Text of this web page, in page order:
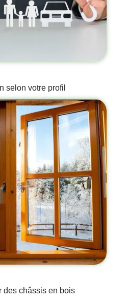
selon votre profil
des châssis en bois